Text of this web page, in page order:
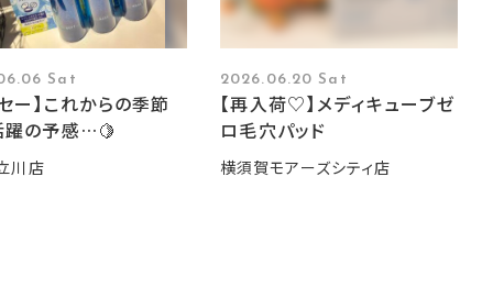
Sat
ー】これからの季節
躍の予感…🍋
川店
2026.06.20 Sat
【再入荷♡】メディキューブゼ
ロ毛穴パッド
横須賀モアーズシティ店